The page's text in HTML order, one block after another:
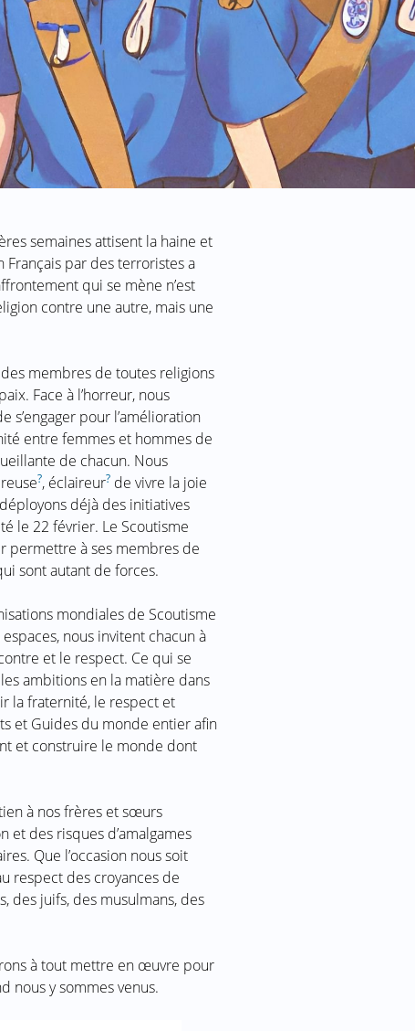
semaines attisent la haine et
Français par des terroristes a
qui se mène n’est
contre une autre, mais une
membres de toutes religions
Face à l’horreur, nous
pour l’amélioration
entre femmes et hommes de
de chacun. Nous
?, éclaireur?de vivre la joie
déjà des initiatives
le 22 février. Le Scoutisme
permettre à ses membres de
sont autant de forces.
mondiales de Scoutisme
nous invitent chacun à
et le respect. Ce qui se
ambitions en la matière dans
la fraternité, le respect et
et Guides du monde entier afin
et construire le monde dont
à nos frères et sœurs
et des risques d’amalgames
Que l’occasion nous soit
respect des croyances de
des juifs, des musulmans, des
à tout mettre en œuvre pour
nous y sommes venus.